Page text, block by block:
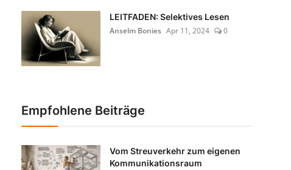
LEITFADEN: Selektives Lesen
Anselm Bonies Apr 11, 2024 0
Empfohlene Beiträge
Vom Streuverkehr zum eigenen
Kommunikationsraum